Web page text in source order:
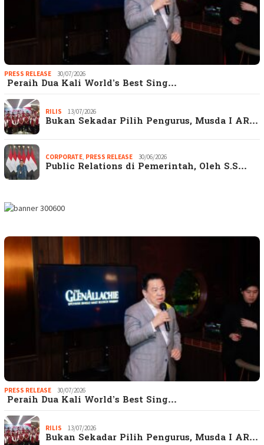
PRESS RELEASE 30/07/2026
Peraih Dua Kali World’s Best Sing…
RILIS 13/07/2026
Bukan Sekadar Pilih Pengurus, Musda I AR…
CORPORATE, PRESS RELEASE 30/06/2026
Public Relations di Pemerintah, Oleh S.S…
PRESS RELEASE 30/07/2026
Peraih Dua Kali World’s Best Sing…
RILIS 13/07/2026
Bukan Sekadar Pilih Pengurus, Musda I AR…